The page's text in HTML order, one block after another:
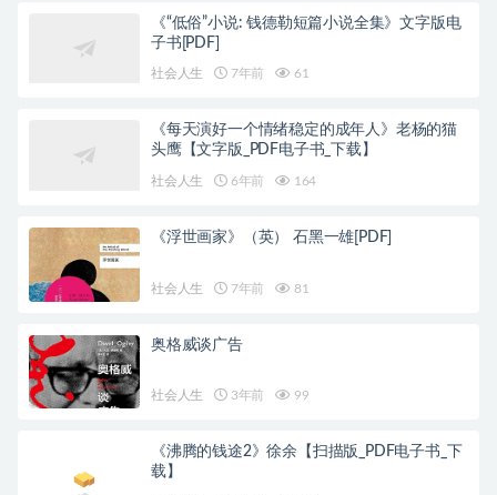
《“低俗”小说: 钱德勒短篇小说全集》文字版电
子书[PDF]
社会人生 7年前 61
《每天演好一个情绪稳定的成年人》老杨的猫
头鹰【文字版_PDF电子书_下载】
社会人生 6年前 164
《浮世画家》（英） 石黑一雄[PDF]
社会人生 7年前 81
奥格威谈广告
社会人生 3年前 99
《沸腾的钱途2》徐余【扫描版_PDF电子书_下
载】